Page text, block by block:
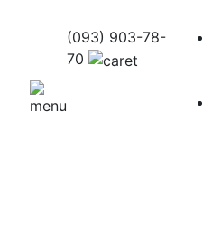
(093) 903-78-
70